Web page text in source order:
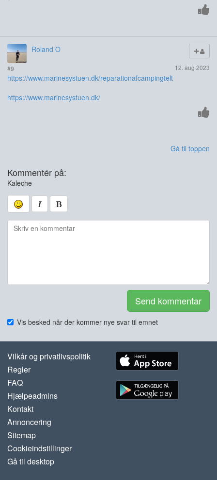
Roland O
#9 12. aug 2023
https://www.marinesystuen.dk/reparationafcampingtelt
https://www.marinesystuen.dk/
Gå til toppen
Kommentér på:
Kaleche
Send kommentar
Vis besked når der kommer nye svar til emnet
Vilkår og privatlivspolitik
Regler
FAQ
Hjælpeadmins
Kontakt
Annoncering
Sitemap
Cookieindstillinger
Gå til desktop